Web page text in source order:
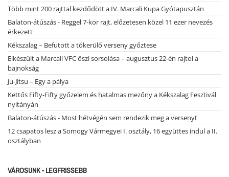
Több mint 200 rajttal kezdődött a IV. Marcali Kupa Gyótapusztán
Balaton-átúszás - Reggel 7-kor rajt, előzetesen közel 11 ezer nevezés
érkezett
Kékszalag – Befutott a tókerülő verseny győztese
Elkészült a Marcali VFC őszi sorsolása – augusztus 22-én rajtol a
bajnokság
Ju-Jitsu – Egy a pálya
Kettős Fifty-Fifty győzelem és hatalmas mezőny a Kékszalag Fesztivál
nyitányán
Balaton-átúszás - Most hétvégén sem rendezik meg a versenyt
12 csapatos lesz a Somogy Vármegyei I. osztály, 16 együttes indul a II.
osztályban
VÁROSUNK - LEGFRISSEBB